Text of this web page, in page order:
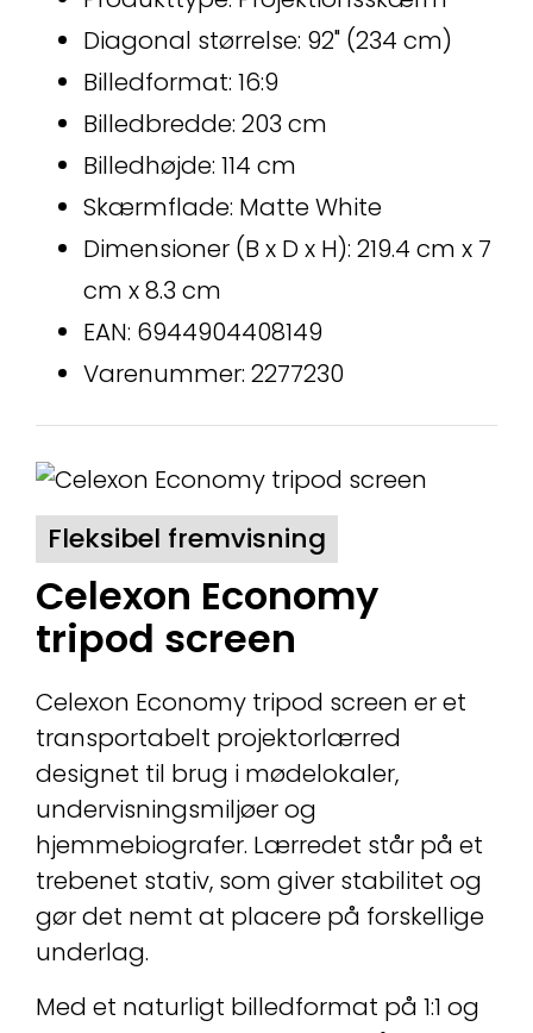
Diagonal størrelse: 92" (234 cm)
Billedformat: 16:9
Billedbredde: 203 cm
Billedhøjde: 114 cm
Skærmflade: Matte White
Dimensioner (B x D x H): 219.4 cm x 7
cm x 8.3 cm
EAN: 6944904408149
Varenummer: 2277230
Fleksibel fremvisning
Celexon Economy
tripod screen
Celexon Economy tripod screen er et
transportabelt projektorlærred
designet til brug i mødelokaler,
undervisningsmiljøer og
hjemmebiografer. Lærredet står på et
trebenet stativ, som giver stabilitet og
gør det nemt at placere på forskellige
underlag.
Med et naturligt billedformat på 1:1 og